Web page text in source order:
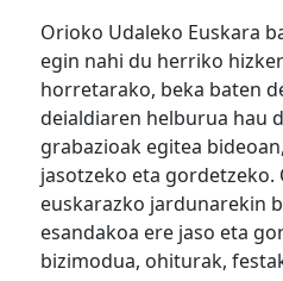
Orioko Udaleko Euskara
egin nahi du herriko
horretarako, beka baten
deialdiaren helburua hau
grabazioak egitea
jasotzeko eta
euskarazko jardunarekin
esandakoa ere jaso eta
bizimodua, ohiturak,